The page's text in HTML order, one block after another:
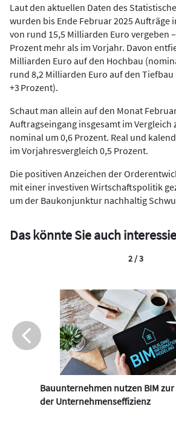
Laut den aktuellen Daten des
wurden bis Ende Februar 2025 Aufträge
von rund 15,5 Milliarden Euro vergeben
Prozent mehr als im Vorjahr. Davon
Milliarden Euro auf den Hochbau
rund 8,2 Milliarden Euro auf den
+3 Prozent).
Schaut man allein auf den Monat
Auftragseingang insgesamt im
nominal um 0,6 Prozent. Real und
im Vorjahresvergleich 0,5 Prozent.
Die positiven Anzeichen der
mit einer investiven Wirtschaftspolitik
um der Baukonjunktur nachhaltig
Das könnte Sie auch
Bauunternehmen nutzen BIM
der Unternehmenseffizienz
2 / 3